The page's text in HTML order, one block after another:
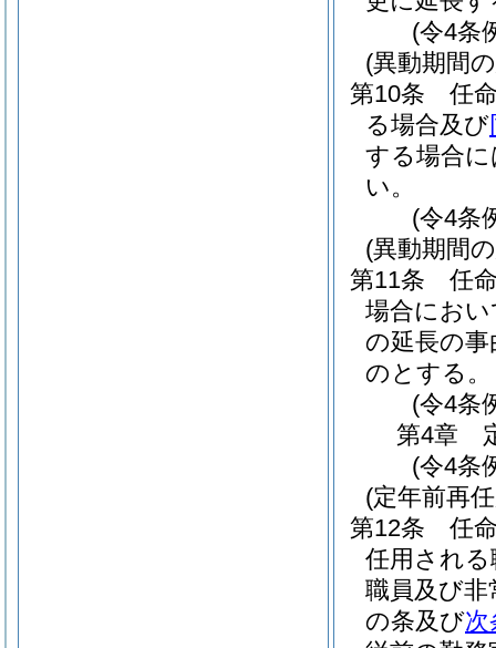
(令4条
(異動期間
第10条
任
る場合及び
する場合
い。
(令4条
(異動期間
第11条
任
場合にお
の延長の
のとする。
(令4条
第4章
(令4条
(定年前再
第12条
任
任用され
職員及び
の条及び次